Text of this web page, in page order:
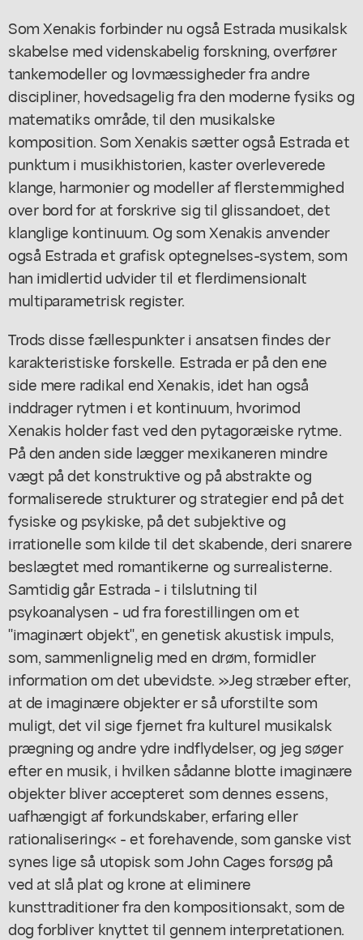
Som Xenakis forbinder nu også Estrada musikalsk
skabelse med videnskabelig forskning, overfører
tankemodeller og lovmæssigheder fra andre
discipliner, hovedsagelig fra den moderne fysiks og
matematiks område, til den musikalske
komposition. Som Xenakis sætter også Estrada et
punktum i musikhistorien, kaster overleverede
klange, harmonier og modeller af flerstemmighed
over bord for at forskrive sig til glissandoet, det
klanglige kontinuum. Og som Xenakis anvender
også Estrada et grafisk optegnelses-system, som
han imidlertid udvider til et flerdimensionalt
multiparametrisk register.
Trods disse fællespunkter i ansatsen findes der
karakteristiske forskelle. Estrada er på den ene
side mere radikal end Xenakis, idet han også
inddrager rytmen i et kontinuum, hvorimod
Xenakis holder fast ved den pytagoræiske rytme.
På den anden side lægger mexikaneren mindre
vægt på det konstruktive og på abstrakte og
formaliserede strukturer og strategier end på det
fysiske og psykiske, på det subjektive og
irrationelle som kilde til det skabende, deri snarere
beslægtet med romantikerne og surrealisterne.
Samtidig går Estrada - i tilslutning til
psykoanalysen - ud fra forestillingen om et
"imaginært objekt", en genetisk akustisk impuls,
som, sammenlignelig med en drøm, formidler
information om det ubevidste. »Jeg stræber efter,
at de imaginære objekter er så uforstilte som
muligt, det vil sige fjernet fra kulturel musikalsk
prægning og andre ydre indflydelser, og jeg søger
efter en musik, i hvilken sådanne blotte imaginære
objekter bliver accepteret som dennes essens,
uafhængigt af forkundskaber, erfaring eller
rationalisering« - et forehavende, som ganske vist
synes lige så utopisk som John Cages forsøg på
ved at slå plat og krone at eliminere
kunsttraditioner fra den kompositionsakt, som de
dog forbliver knyttet til gennem interpretationen.